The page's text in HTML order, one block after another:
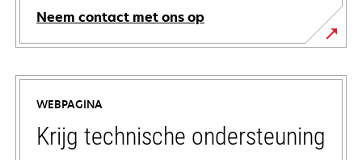
Neem contact met ons op
WEBPAGINA
Krijg technische ondersteuning